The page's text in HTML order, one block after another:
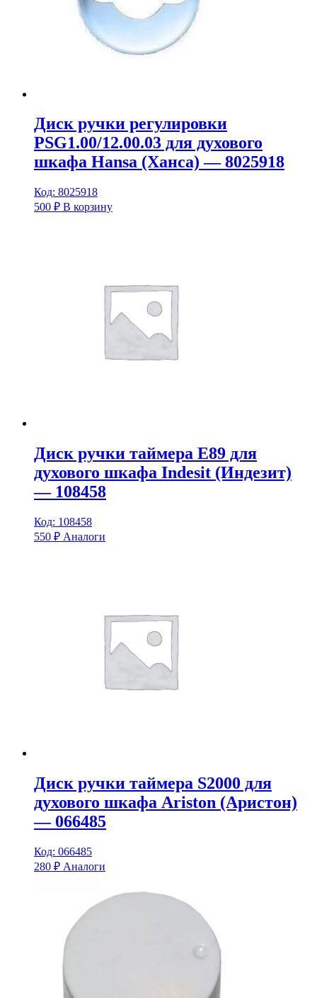
Диск ручки регулировки
PSG1.00/12.00.03 для духового
шкафа Hansa (Ханса) — 8025918
Код: 8025918
500 ₽ В корзину
Диск ручки таймера E89 для
духового шкафа Indesit (Индезит)
— 108458
Код: 108458
550 ₽ Аналоги
Диск ручки таймера S2000 для
духового шкафа Ariston (Аристон)
— 066485
Код: 066485
280 ₽ Аналоги